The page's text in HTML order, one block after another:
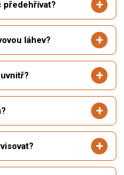
předehřívat?
láhev?